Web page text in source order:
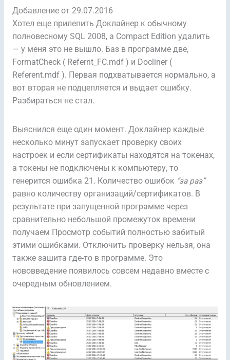
Добавление от 29.07.2016
Хотел еще прилепить Доклайнер к обычному
полновесному SQL 2008, а Compact Edition удалить
— у меня это не вышло. Баз в программе две,
FormatCheck ( Refernt_FC.mdf ) и Docliner (
Referent.mdf ). Первая подхватывается нормально, а
вот вторая не подцепляется и выдает ошибку.
Разбираться не стал.
Выяснился еще один момент. Доклайнер каждые
несколько минут запускает проверку своих
настроек и если сертификаты находятся на токенах,
а токены не подключены к компьютеру, то
генерится ошибка 21. Количество ошибок “за раз”
равно количеству организаций/сертификатов. В
результате при запущенной программе через
сравнительно небольшой промежуток времени
получаем Просмотр событий полностью забитый
этими ошибками. Отключить проверку нельзя, она
также зашита где-то в программе. Это
нововведение появилось совсем недавно вместе с
очередным обновлением.